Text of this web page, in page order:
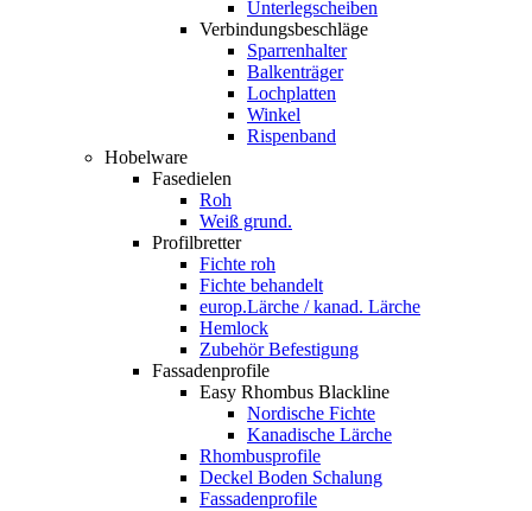
Unterlegscheiben
Verbindungsbeschläge
Sparrenhalter
Balkenträger
Lochplatten
Winkel
Rispenband
Hobelware
Fasedielen
Roh
Weiß grund.
Profilbretter
Fichte roh
Fichte behandelt
europ.Lärche / kanad. Lärche
Hemlock
Zubehör Befestigung
Fassadenprofile
Easy Rhombus Blackline
Nordische Fichte
Kanadische Lärche
Rhombusprofile
Deckel Boden Schalung
Fassadenprofile